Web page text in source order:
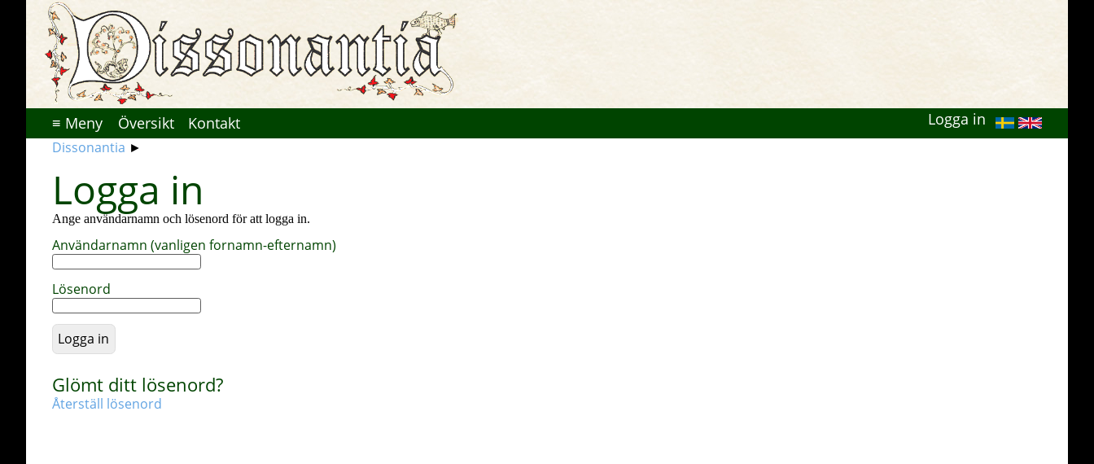
≡ Meny Översikt Kontakt Logga in
Dissonantia ►
Logga in
Ange användarnamn och lösenord för att logga in.
Användarnamn (vanligen fornamn-efternamn)
Lösenord
Glömt ditt lösenord?
Återställ lösenord